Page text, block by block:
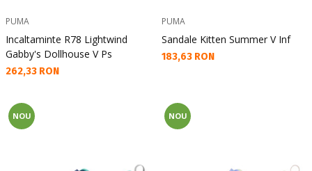
PUMA
Incaltaminte R78 Lightwind
Gabby's Dollhouse V Ps
Текуща цена:
262,33 RON
PUMA
Sandale Kitten Summer V Inf
Текуща цена:
183,63 RON
NOU NOU